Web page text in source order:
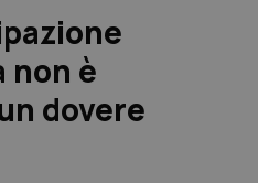
non è
dovere